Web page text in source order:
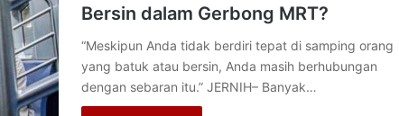
Bersin dalam Gerbong MRT?
“Meskipun Anda tidak berdiri tepat di samping orang
yang batuk atau bersin, Anda masih berhubungan
dengan sebaran itu.” JERNIH– Banyak…